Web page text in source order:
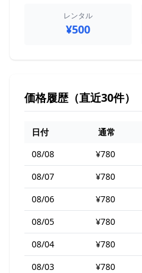
レンタル
¥500
価格履歴（直近30件）
日付 通常
08/08
¥780
08/07
¥780
08/06
¥780
08/05
¥780
08/04
¥780
08/03
¥780